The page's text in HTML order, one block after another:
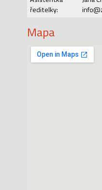
ředitelky:
Mapa